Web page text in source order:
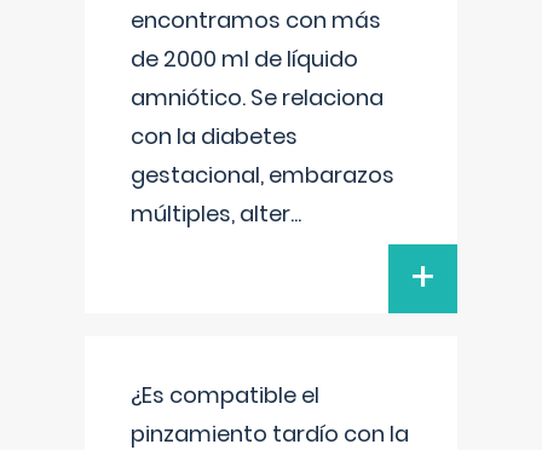
encontramos con más
de 2000 ml de líquido
amniótico. Se relaciona
con la diabetes
gestacional, embarazos
múltiples, alter...
+
¿Es compatible el
pinzamiento tardío con la